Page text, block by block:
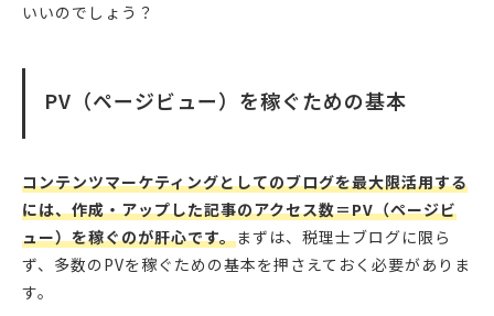
いいのでしょう？
PV（ページビュー）を稼ぐための基本
コンテンツマーケティングとしてのブログを最大限活用する
には、作成・アップした記事のアクセス数＝PV（ページビ
ュー）を稼ぐのが肝心です。まずは、税理士ブログに限ら
ず、多数のPVを稼ぐための基本を押さえておく必要がありま
す。